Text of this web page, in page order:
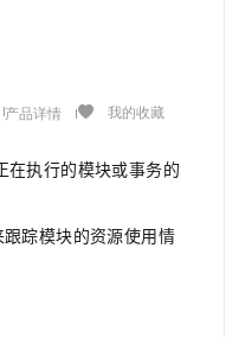
产品详情 我的收藏
在执行的模块或事务的
踪模块的资源使用情
频生成
1.1-T2V
1.1-I2V
能体编程平台
100%兼容MySQL、PostgreSQL，兼容Oracle，支持集中和分布式
通过阿里云百炼高效搭建AI应用,助力高效开发
以可视化方式快速构建移动和 PC 门户网站
成，高效打造优质广告素材
无忧落地极速上线